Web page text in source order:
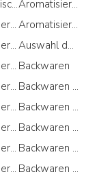
Andere Fischprodukte per Weihnachtsessen
Aromatisiertes Öl
Aromatisiertes Öl per Auswahl der Freundschaft
Aromatisiertes Öl per Biologische Produkte
Aromatisiertes Öl per Gastgeschenke für die Taufe
Aromatisiertes Öl per Gastgeschenke zur Kommunion
Aromatisiertes Öl per Gefälligkeiten bei der Bestätigung
Aromatisiertes Öl per Gefälligkeiten zum Abschluss
Aromatisiertes Öl per Geschenkideen
Aromatisiertes Öl per Weihnachtsessen
Aromatisiertes Öl per Würzig
Auswahl der Freundschaft
Backwaren
Backwaren per 50 Spezial
Backwaren per Auswahl der Freundschaft
Backwaren per Berühmt
Backwaren per Bestseller
Backwaren per Biologische Produkte